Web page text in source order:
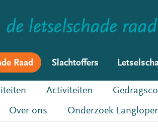
Raad Slachtoffers
Activiteiten
Over ons Onderzoek